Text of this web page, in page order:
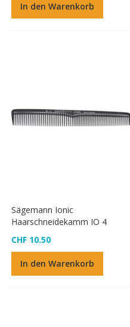
In den Warenkorb
Sägemann Ionic
Haarschneidekamm IO 4
CHF 10.50
In den Warenkorb